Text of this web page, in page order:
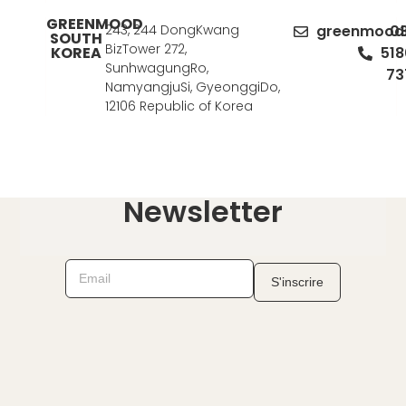
GREENMOOD
SOUTH
KOREA
243, 244 DongKwang
BizTower 272,
SunhwagungRo,
NamyangjuSi, GyeonggiDo,
12106 Republic of Korea
Newsletter